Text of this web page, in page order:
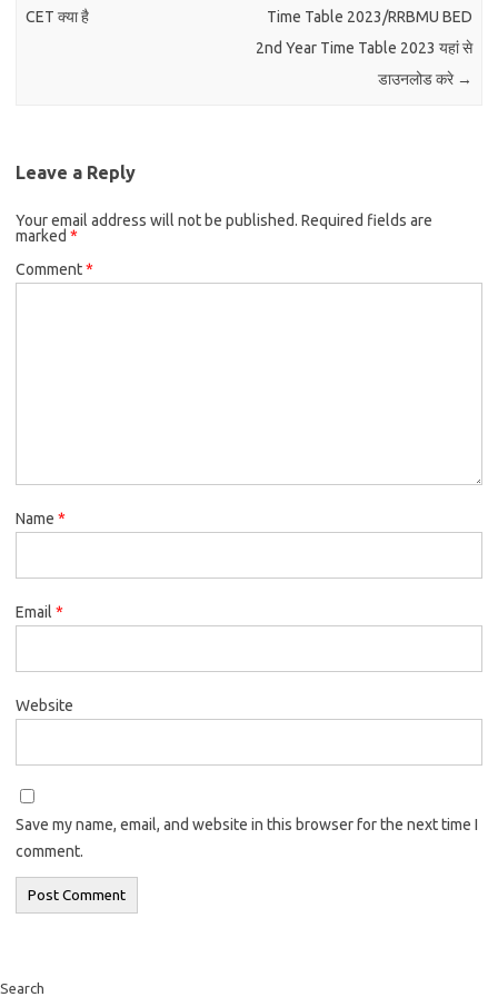
CET क्या है
Time Table 2023/RRBMU BED
2nd Year Time Table 2023 यहां से
डाउनलोड करे →
Leave a Reply
Your email address will not be published. Required fields are
marked *
Comment*
Name *
Email *
Website
Save my name, email, and website in this browser for the next time I
comment.
Search